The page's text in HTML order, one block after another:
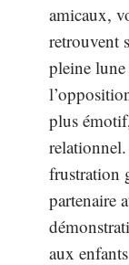
amicaux,
retrouvent
pleine
plus
relationnel.
frustration
partenaire
aux